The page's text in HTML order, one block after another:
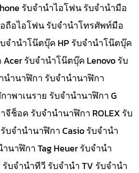
รับจำนำไอโฟน รับจำนำมือ
ถือไอโฟน รับจำนำโทรศัพท์มือ
จำนำโน๊ตบุ๊ค HP รับจำนำโน๊ตบุ๊ค
รับจำนำโน๊ตบุ๊ค Lenovo รับ
นำนาฬิกา รับจำนำนาฬิกา
าพาเนราย รับจำนำนาฬิกา G
จีช็อค รับจำนำนาฬิกา ROLEX รับ
บจำนำนาฬิกา Casio รับจำนำ
นาฬิกา Tag Heuer รับจำนำ
บจำนำทีวี รับจำนำ TV รับจำนำ